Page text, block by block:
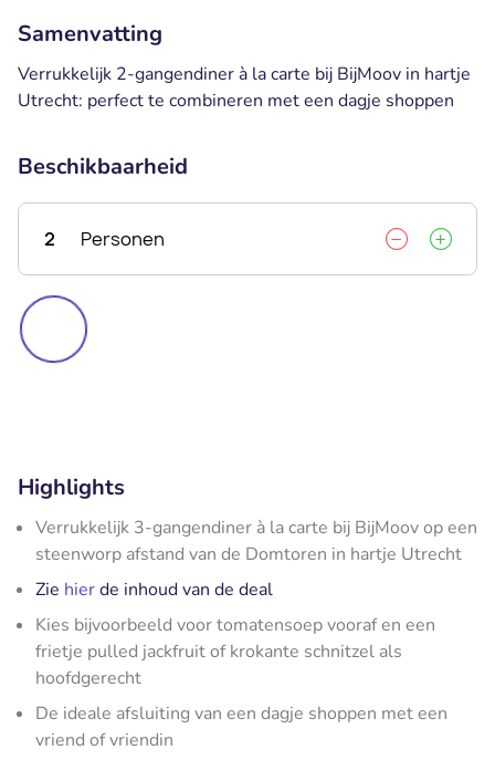
Samenvatting
Verrukkelijk 2-gangendiner à la carte bij BijMoov in hartje
Utrecht: perfect te combineren met een dagje shoppen
Beschikbaarheid
2 Personen
Highlights
Verrukkelijk 3-gangendiner à la carte bij BijMoov op een
steenworp afstand van de Domtoren in hartje Utrecht
Zie hierde inhoud van de deal
Kies bijvoorbeeld voor tomatensoep vooraf en een
frietje pulled jackfruit of krokante schnitzel als
hoofdgerecht
De ideale afsluiting van een dagje shoppen met een
vriend of vriendin